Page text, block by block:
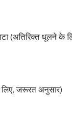
(अतिरिक्त धूलने के
जरूरत अनुसार)